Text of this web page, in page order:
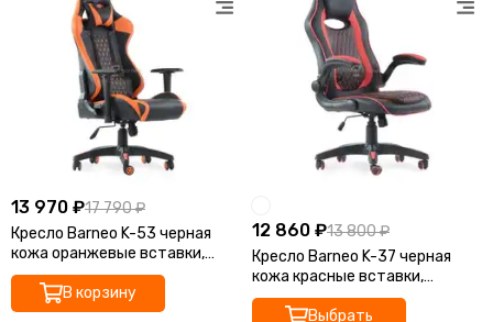
13 970 ₽17 790 ₽
Кресло Barneo K-53 черная
кожа оранжевые вставки,
реклайнер игровое
В корзину
12 860 ₽13 800 ₽
Кресло Barneo K-37 черная
кожа красные вставки,
газлифт 3кл, игровое
Выбрать